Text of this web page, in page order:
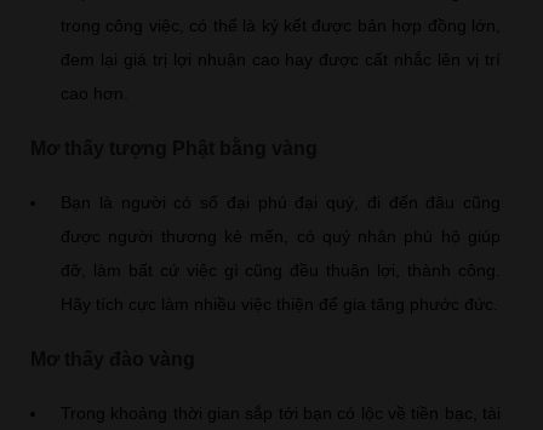
trong công việc, có thể là ký kết được bản hợp đồng lớn,
đem lại giá trị lợi nhuận cao hay được cất nhắc lên vị trí
cao hơn.
Bạn là người có số đại phú đại quý, đi đến đâu cũng
được người thương kẻ mến, có quý nhân phù hộ giúp
đỡ, làm bất cứ việc gì cũng đều thuận lợi, thành công.
Hãy tích cực làm nhiều việc thiện để gia tăng phước đức.
Trong khoảng thời gian sắp tới bạn có lộc về tiền bạc, tài